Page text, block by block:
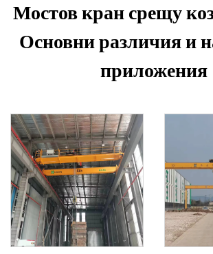
Мостов кран срещу
Основни различия и
приложения